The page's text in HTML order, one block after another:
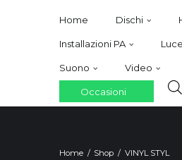
Home Dischi
Installazioni PA Luce
Suono Video
Occasioni
Home Shop VINYL STYL